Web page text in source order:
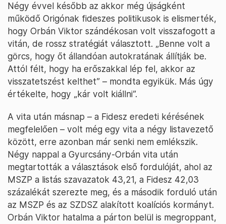
Négy évvel később az akkor még újságként
működő Origónak fideszes politikusok is elismerték,
hogy Orbán Viktor szándékosan volt visszafogott a
vitán, de rossz stratégiát választott. „Benne volt a
görcs, hogy őt állandóan autokratának állítják be.
Attól félt, hogy ha erőszakkal lép fel, akkor az
visszatetszést kelthet” – mondta egyikük. Más úgy
értékelte, hogy „kár volt kiállni”.
A vita után másnap – a Fidesz eredeti kérésének
megfelelően – volt még egy vita a négy listavezető
között, erre azonban már senki nem emlékszik.
Négy nappal a Gyurcsány-Orbán vita után
megtartották a választások első fordulóját, ahol az
MSZP a listás szavazatok 43,21, a Fidesz 42,03
százalékát szerezte meg, és a második forduló után
az MSZP és az SZDSZ alakított koalíciós kormányt.
Orbán Viktor hatalma a párton belül is megroppant,